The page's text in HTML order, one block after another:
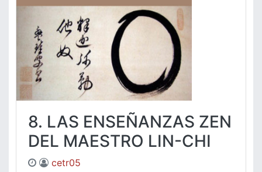
8. LAS ENSEÑANZAS ZEN
DEL MAESTRO LIN-CHI
cetr05